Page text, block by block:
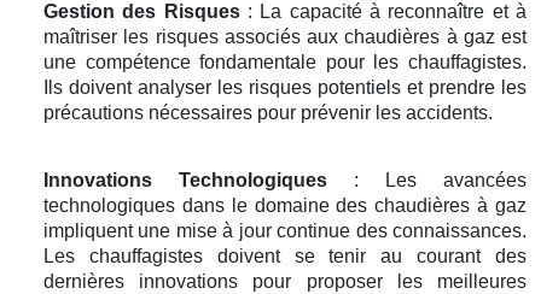
Gestion des Risques: La capacité à reconnaître et à
maîtriser les risques associés aux chaudières à gaz est
une compétence fondamentale pour les chauffagistes.
Ils doivent analyser les risques potentiels et prendre les
précautions nécessaires pour prévenir les accidents.
Innovations Technologiques : Les avancées
technologiques dans le domaine des chaudières à gaz
impliquent une mise à jour continue des connaissances.
Les chauffagistes doivent se tenir au courant des
dernières innovations pour proposer les meilleures